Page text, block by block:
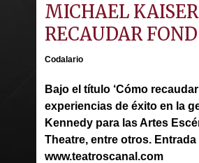
MICHAEL
RECAUDAR
Codalario
Bajo el título ‘Cómo
experiencias de éxito en la
Kennedy para las Artes
Theatre, entre otros.
www.teatroscanal.com